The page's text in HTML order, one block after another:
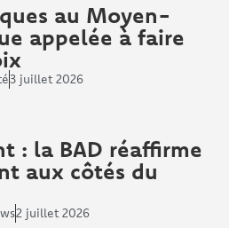
au Moyen-
appelée à faire
3 juillet 2026
: la BAD réaffirme
aux côtés du
2 juillet 2026